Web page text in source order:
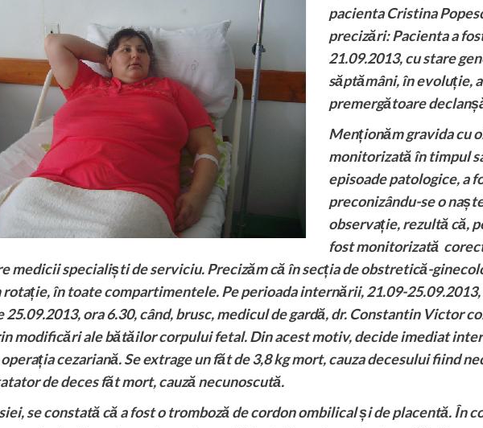
pacienta Cristina
precizări: Pacienta a
21.09.2013, cu stare
săptămâni, în evoluție,
premergătoare
Menționăm gravida cu
monitorizată în timpul
episoade patologice, a
preconizându-se o
observație, rezultă că,
fost monitorizată
medicii specialiști de serviciu. Precizăm că în secția de obstretică-
în toate compartimentele. Pe perioada internării, 21.09-
25.09.2013, ora 6.30, când, brusc, medicul de gardă, dr. Constantin Victor
modificări ale bătăilor corpului fetal. Din acest motiv, decide imediat
cezariană. Se extrage un făt de 3,8 kg mort, cauza decesului fiind
de deces făt mort, cauză necunoscută.
se constată că a fost o tromboză de cordon ombilical și de placentă. În